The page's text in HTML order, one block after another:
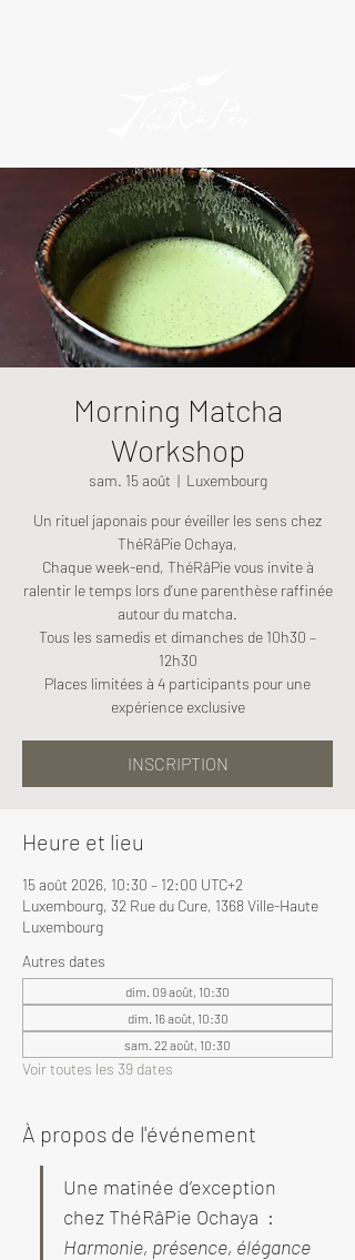
Morning Matcha
Workshop
sam. 15 août
  |
Luxembourg
Un rituel japonais pour éveiller les sens chez
ThéRâPie Ochaya,
Chaque week-end, ThéRâPie vous invite à
ralentir le temps lors d’une parenthèse raffinée
autour du matcha.
Tous les samedis et dimanches de 10h30 –
12h30
Places limitées à 4 participants pour une
expérience exclusive
INSCRIPTION
Heure et lieu
15 août 2026, 10:30 – 12:00 UTC+2
Luxembourg, 32 Rue du Cure, 1368 Ville-Haute
Luxembourg
Autres dates
dim. 09 août, 10:30
dim. 16 août, 10:30
sam. 22 août, 10:30
Voir toutes les 39 dates
À propos de l'événement
Une matinée d’exception
chez ThéRâPie Ochaya  :
Harmonie, présence, élégance